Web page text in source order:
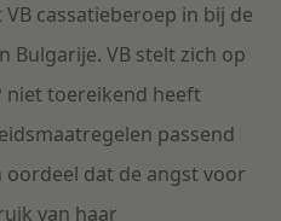
cassatieberoep in bij de
VB stelt zich op
niet toereikend heeft
passend
oordeel dat de angst voor
van haar